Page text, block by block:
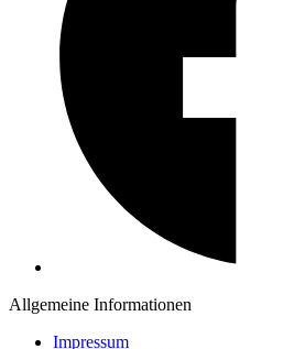
Allgemeine Informationen
Impressum